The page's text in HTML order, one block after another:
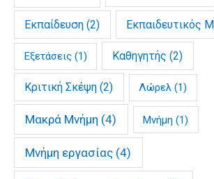
Εκπαίδευση (2) Εκπαιδευτικός
Εξετάσεις(1) Καθηγητής (2)
Κριτική Σκέψη (2) Λώρελ (1)
Μακρά Μνήμη (4) Μνήμη (1)
Μνήμη εργασίας (4)